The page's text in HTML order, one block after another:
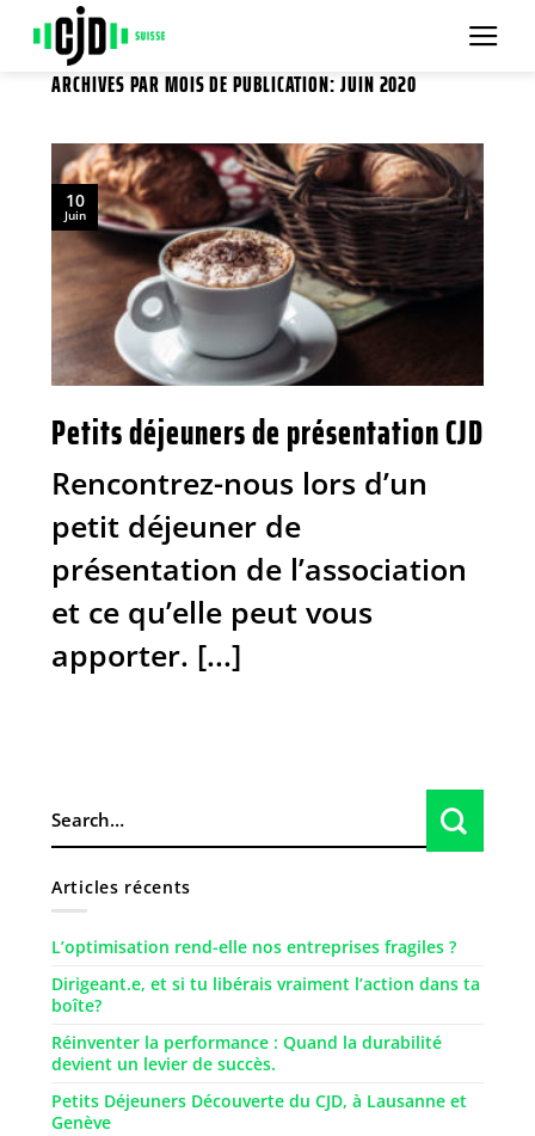
contenu
ARCHIVES PAR MOIS DE PUBLICATION:JUIN 2020
Petits déjeuners de présentation CJD
Rencontrez-nous lors d’un
petit déjeuner de
présentation de l’association
et ce qu’elle peut vous
apporter. [...]
10
Juin
Articles récents
L’optimisation rend-elle nos entreprises fragiles ?
Dirigeant.e, et si tu libérais vraiment l’action dans ta
boîte?
Réinventer la performance : Quand la durabilité
devient un levier de succès.
Petits Déjeuners Découverte du CJD, à Lausanne et
Genève